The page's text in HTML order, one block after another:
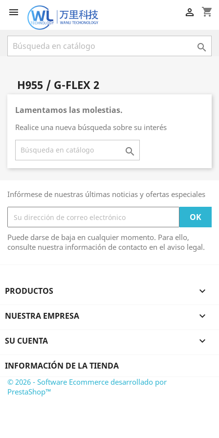
 shopping_cart


H955 / G-FLEX 2
Lamentamos las molestias.
Realice una nueva búsqueda sobre su interés

Infórmese de nuestras últimas noticias y ofertas especiales
Puede darse de baja en cualquier momento. Para ello,
consulte nuestra información de contacto en el aviso legal.
PRODUCTOS 
NUESTRA EMPRESA 
SU CUENTA 
INFORMACIÓN DE LA TIENDA
© 2026 - Software Ecommerce desarrollado por
PrestaShop™